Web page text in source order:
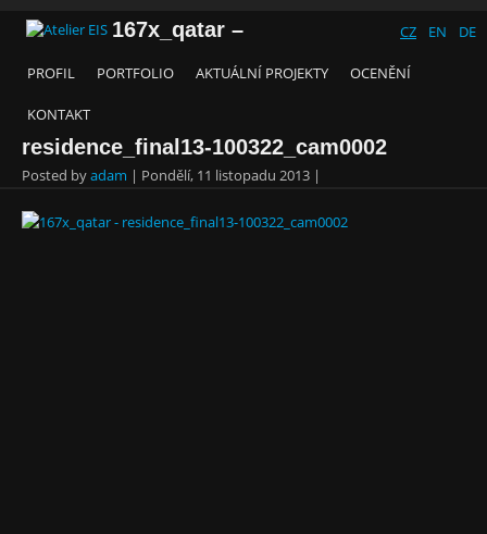
CZ EN DE
PROFIL PORTFOLIO AKTUÁLNÍ PROJEKTY OCENĚNÍ
KONTAKT
167x_qatar –
residence_final13-100322_cam0002
Posted byadam | Pondělí, 11 listopadu 2013 |